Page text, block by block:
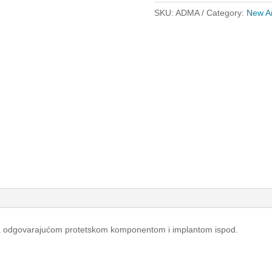
quantity
SKU: ADMA Category: New
protetskom komponentom i implantom ispod.